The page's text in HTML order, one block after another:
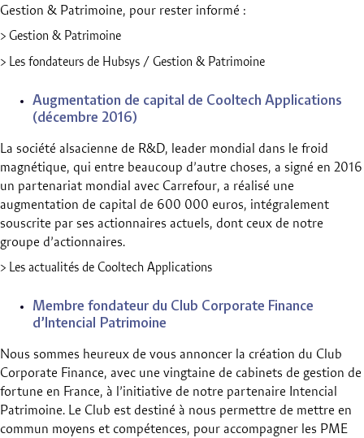
Gestion & Patrimoine, pour rester informé :
> Gestion & Patrimoine
> Les fondateurs de Hubsys / Gestion & Patrimoine
Augmentation de capital de Cooltech Applications
(décembre 2016)
La société alsacienne de R&D, leader mondial dans le froid
magnétique, qui entre beaucoup d’autre choses, a signé en 2016
un partenariat mondial avec Carrefour, a réalisé une
augmentation de capital de 600 000 euros, intégralement
souscrite par ses actionnaires actuels, dont ceux de notre
groupe d’actionnaires.
> Les actualités de Cooltech Applications
Membre fondateur du Club Corporate Finance
d’Intencial Patrimoine
Nous sommes heureux de vous annoncer la création du Club
Corporate Finance, avec une vingtaine de cabinets de gestion de
fortune en France, à l’initiative de notre partenaire Intencial
Patrimoine. Le Club est destiné à nous permettre de mettre en
commun moyens et compétences, pour accompagner les PME